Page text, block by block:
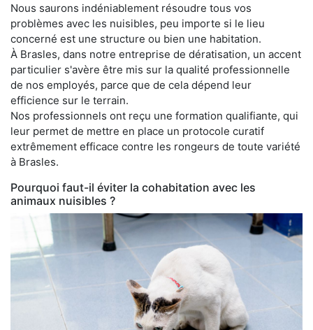
Nous saurons indéniablement résoudre tous vos
problèmes avec les nuisibles, peu importe si le lieu
concerné est une structure ou bien une habitation.
À Brasles, dans notre entreprise de dératisation, un accent
particulier s'avère être mis sur la qualité professionnelle
de nos employés, parce que de cela dépend leur
efficience sur le terrain.
Nos professionnels ont reçu une formation qualifiante, qui
leur permet de mettre en place un protocole curatif
extrêmement efficace contre les rongeurs de toute variété
à Brasles.
Pourquoi faut-il éviter la cohabitation avec les
animaux nuisibles ?